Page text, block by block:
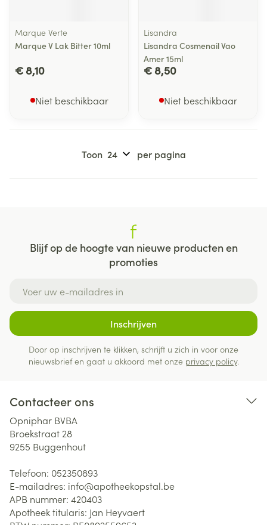
Marque Verte
Marque V Lak Bitter 10ml
€ 8,10
Niet beschikbaar
Lisandra
Lisandra Cosmenail Vao
Amer 15ml
€ 8,50
Niet beschikbaar
Toon per pagina
Blijf op de hoogte van nieuwe producten en
promoties
Inschrijven
Door op inschrijven te klikken, schrijft u zich in voor onze
nieuwsbrief en gaat u akkoord met onze privacy policy.
Contacteer ons
Opniphar BVBA
Broekstraat 28
9255 Buggenhout
Telefoon: 052350893
E-mailadres: info@apotheekopstal.be
APB nummer: 420403
Apotheek titularis: Jan Heyvaert